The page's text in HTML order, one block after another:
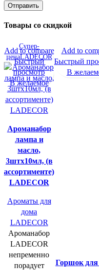
Товары со скидкой
Супер-
ценаLADECOR
Add to compare
Быстрый
просмотр
В желаемое
Ароманабор
лампа и
масло,
3штx10мл, (в
ассортименте)
LADECOR
Ароматы для
дома
LADECOR
Ароманабор
LADECOR
непременно
порадует
Add to
Быстрый
В
Горшок для